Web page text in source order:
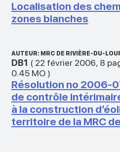
Localisation des
zones blanches
AUTEUR: MRC DE RIVIÈRE-DU-
DB1 ( 22 février 2006, 8
0.45 MO)
Résolution no 2006-
de contrôle
à la construction
territoire de la MRC